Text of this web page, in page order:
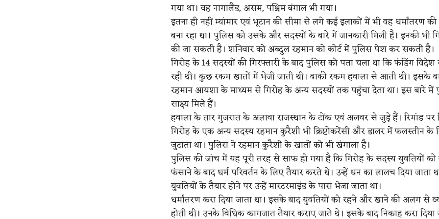
गया था। वह नागालैंड, असम, पश्चिम बंगाल भी गया।
इतना ही नहीं म्यांमार एवं भूटान की सीमा से लगे कई इलाकों में भी वह धर्मांतरण की
बना रहा था। पुलिस को उसके और सदस्यों के बारे में जानकारी मिली है। इनकी भी
की जा सकती है। शनिवार को अब्दुल रहमान को कोर्ट में पुलिस पेश कर सकती है।
गिरोह के 14 सदस्यों की गिरफ्तारी के बाद पुलिस को पता चला था कि फंडिंग
रही थी। कुछ रकम खातों में भेजी जाती थी। बाकी रकम हवाला से आती थी। इसके
रहमान आयशा के माध्यम से गिरोह के अन्य सदस्यों तक पहुंचा देता था। इस बारे में
साक्ष्य मिले हैं।
हवाला के तार गुजरात के अलावा राजस्थान के टोंक एवं अलवर से जुड़े हैं। रिमांड
गिरोह के एक अन्य सदस्य रहमान कुरैशी भी क्रिप्टोकरेंसी और डालर में फलस्तीन के
जुटाता था। पुलिस ने रहमान कुरैशी के खातों को भी खंगाला है।
पुलिस की जांच में यह पूरी तरह से साफ हो गया है कि गिरोह के सदस्य युवतियों
फंसाने के बाद धर्म परिवर्तन के लिए तैयार करते थे। उन्हें धन का लालच दिया जाता
युवतियों के तैयार होने पर उन्हें मास्टरमाइंड के पास भेजा जाता था।
धर्मांतरण करा दिया जाता था। इसके बाद युवतियों को रहने और खाने की अलग से
होती थी। उनके विधिक कागजात तैयार कराए जाते थे। इसके बाद निकाह करा दिया